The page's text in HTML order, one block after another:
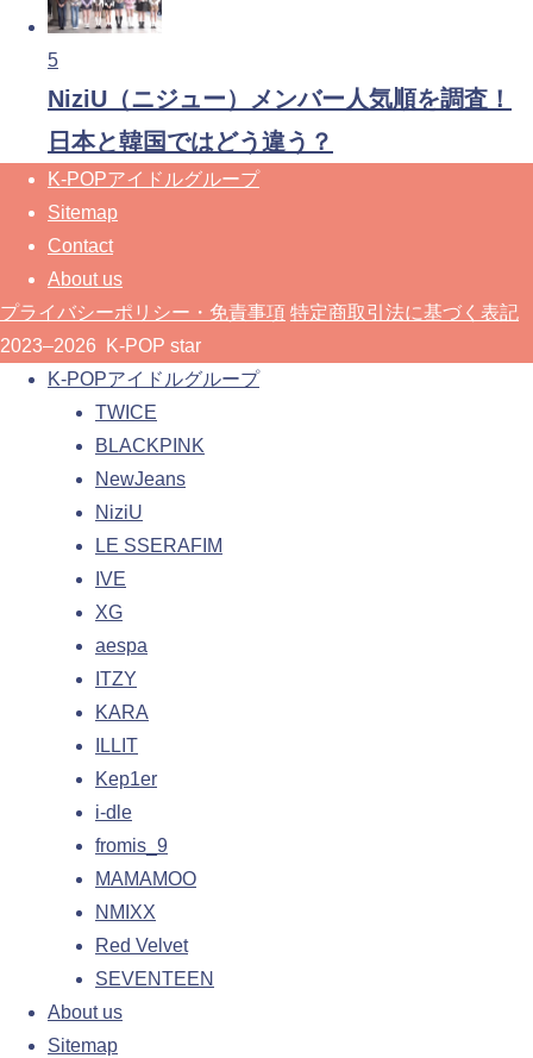
5
NiziU（ニジュー）メンバー人気順を調査！
日本と韓国ではどう違う？
K-POPアイドルグループ
Sitemap
Contact
About us
プライバシーポリシー・免責事項 特定商取引法に基づく表記
2023–2026 K-POP star
K-POPアイドルグループ
TWICE
BLACKPINK
NewJeans
NiziU
LE SSERAFIM
IVE
XG
aespa
ITZY
KARA
ILLIT
Kep1er
i-dle
fromis_9
MAMAMOO
NMIXX
Red Velvet
SEVENTEEN
About us
Sitemap